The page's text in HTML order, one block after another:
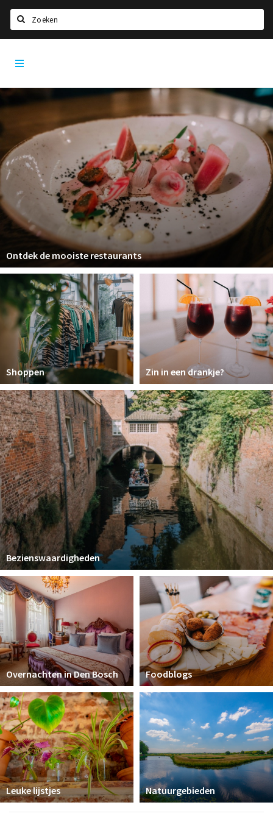
Home
Agenda
Deals
Party pics
Nieuws, interviews & blogs
Eten
Drinken
Slapen
Recreatief
Winkels
Winkelgebieden
Parkeren
Bezienswaardigheden
Musea, theaters & podia
Uitjes & activiteiten
Toeristische routes
Natuurgebieden
Baroniepoorten
Sport
Andere City Apps
Inloggen
App
Ontdek de mooiste restaurants
Shoppen Zin in een drankje?
Bezienswaardigheden
Overnachten in Den Bosch Foodblogs
Leuke lijstjes Natuurgebieden